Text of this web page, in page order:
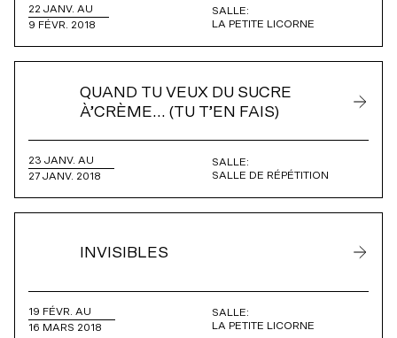
22 JANV. AU
9 FÉVR. 2018
SALLE:
LA PETITE LICORNE
QUAND TU VEUX DU SUCRE
À’CRÈME… (TU T’EN FAIS)
23 JANV. AU
27 JANV. 2018
SALLE:
SALLE DE RÉPÉTITION
INVISIBLES
19 FÉVR. AU
16 MARS 2018
SALLE:
LA PETITE LICORNE